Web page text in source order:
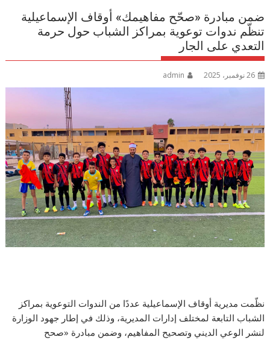
ضمن مبادرة «صحّح مفاهيمك» أوقاف الإسماعيلية
تنظّم ندوات توعوية بمراكز الشباب حول حرمة
التعدي على الجار
26 نوفمبر، 2025 admin
نظّمت مديرية أوقاف الإسماعيلية عددًا من الندوات التوعوية بمراكز
الشباب التابعة لمختلف إدارات المديرية، وذلك في إطار جهود الوزارة
لنشر الوعي الديني وتصحيح المفاهيم، وضمن مبادرة «صحح